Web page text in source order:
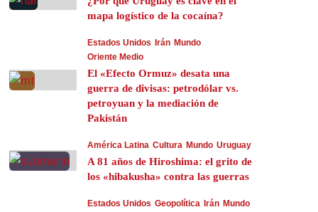
mapa logístico de la cocaína?
Estados Unidos Irán Mundo
Oriente Medio
El «Efecto Ormuz» desata una
guerra de divisas: petrodólar vs.
petroyuan y la mediación de
Pakistán
América Latina Cultura Mundo Uruguay
A 81 años de Hiroshima: el grito de
los «hibakusha» contra las guerras
Estados Unidos Geopolítica Irán Mundo